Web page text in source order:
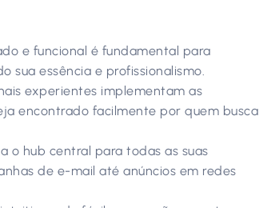
e funcional é fundamental para
sua essência e profissionalismo.
experientes implementam as
encontrado facilmente por quem busca
o hub central para todas as suas
de e-mail até anúncios em redes